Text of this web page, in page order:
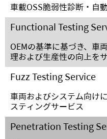
車載OSS脆弱性診断・自
Functional Testing
OEMの基準に基づき、車
理および生産性の向上を
Fuzz Testing Service
車両およびシステム向け
スティングサービス
Penetration Testing